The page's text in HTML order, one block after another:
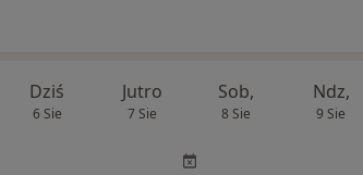
Dziś
6 Sie
Jutro
7 Sie
Sob,
8 Sie
Ndz,
9 Sie